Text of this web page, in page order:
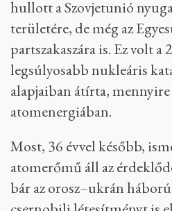
hullott a Szovjetunió
területére, de még az
partszakaszára is. Ez volt a
legsúlyosabb nukleáris
alapjaiban átírta,
atomenergiában.
Most, 36 évvel később,
atomerőmű áll az
bár az orosz–ukrán